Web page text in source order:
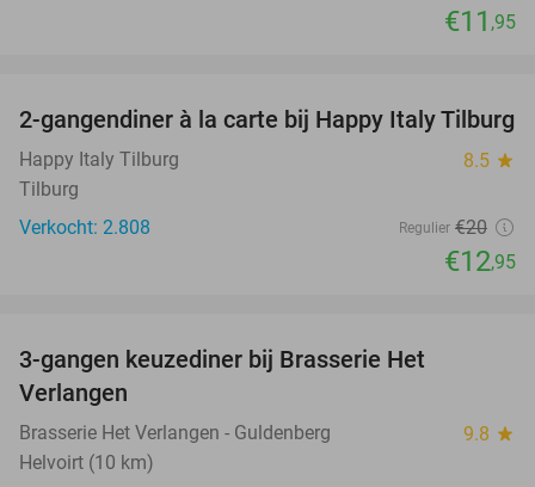
€11 ,95
35%
2-gangendiner à la carte bij Happy Italy Tilburg
Happy Italy Tilburg 8.5 star
Tilburg
Verkocht: 2.808
Regulier €20
€12,95
3-gangen keuzediner bij Brasserie Het
Verlangen
Brasserie Het Verlangen - Guldenberg 9.8 star
Helvoirt (10 km)